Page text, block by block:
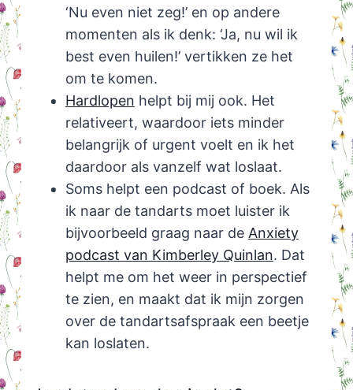
‘Nu even niet zeg!’ en op andere
momenten als ik denk: ‘Ja, nu wil ik
best even huilen!’ vertikken ze het
om te komen.
Hardlopen helpt bij mij ook. Het
relativeert, waardoor iets minder
belangrijk of urgent voelt en ik het
daardoor als vanzelf wat loslaat.
Soms helpt een podcast of boek. Als
ik naar de tandarts moet luister ik
bijvoorbeeld graag naar de Anxiety
podcast van Kimberley Quinlan. Dat
helpt me om het weer in perspectief
te zien, en maakt dat ik mijn zorgen
over de tandartsafspraak een beetje
kan loslaten.